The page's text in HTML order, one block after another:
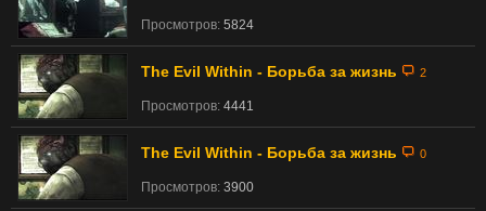
Просмотров: 5824
The Evil Within - Борьба за жизнь 2
Просмотров: 4441
The Evil Within - Борьба за жизнь 0
Просмотров: 3900